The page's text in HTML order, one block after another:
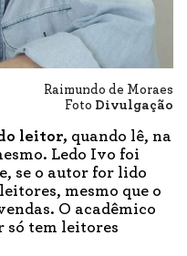
Raimundo de Moraes
Foto Divulgação
leitor, quando lê, na
Ledo Ivo foi
se o autor for lido
mesmo que o
O acadêmico
só tem leitores